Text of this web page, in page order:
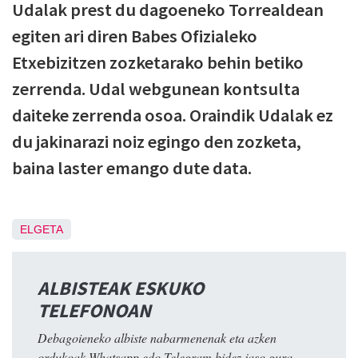
Udalak prest du dagoeneko Torrealdean
egiten ari diren Babes Ofizialeko
Etxebizitzen zozketarako behin betiko
zerrenda. Udal webgunean kontsulta
daiteke zerrenda osoa. Oraindik Udalak ez
du jakinarazi noiz egingo den zozketa,
baina laster emango dute data.
ELGETA
ALBISTEAK ESKUKO
TELEFONOAN
Debagoieneko albiste nabarmenenak eta azken